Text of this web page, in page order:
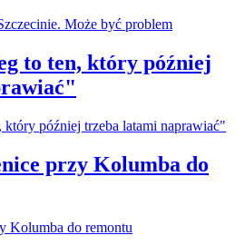
to ten, który później
przy Kolumba do